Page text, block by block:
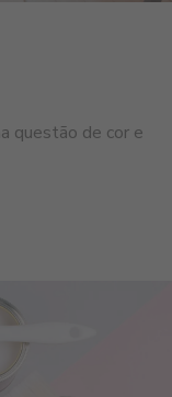
questão de cor e